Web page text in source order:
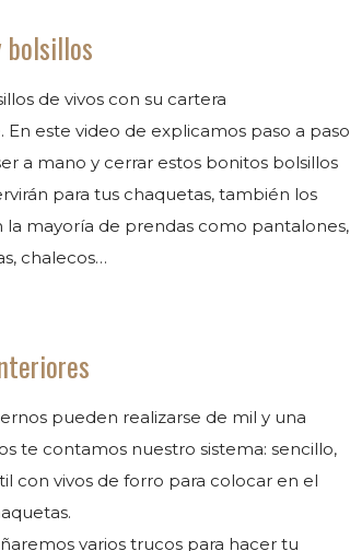
bolsillos
de vivos con su cartera
este video de explicamos paso a paso
a mano y cerrar estos bonitos bolsillos
para tus chaquetas, también los
la mayoría de prendas como pantalones,
chalecos…
pueden realizarse de mil y una
te contamos nuestro sistema: sencillo,
con vivos de forro para colocar en el
varios trucos para hacer tu